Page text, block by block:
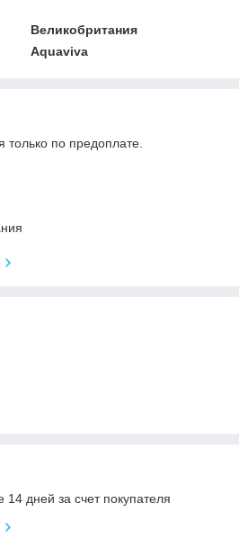
Великобритания
Aquaviva
только по предоплате.
14 дней за счет покупателя